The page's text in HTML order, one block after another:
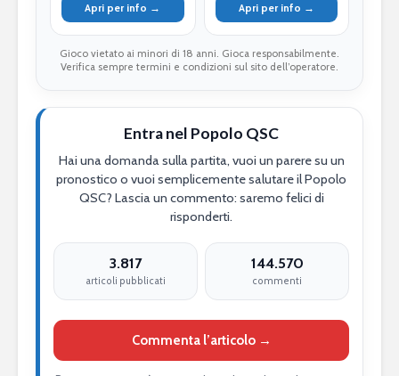
Apri per info → Apri per info →
Gioco vietato ai minori di 18 anni. Gioca responsabilmente.
Verifica sempre termini e condizioni sul sito dell’operatore.
Entra nel Popolo QSC
Hai una domanda sulla partita, vuoi un parere su un
pronostico o vuoi semplicemente salutare il Popolo
QSC? Lascia un commento: saremo felici di
risponderti.
3.817
articoli pubblicati
144.570
commenti
Commenta l’articolo →